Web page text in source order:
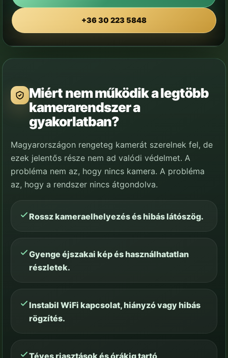
+36 30 223 5848
Nem a kamera számít. Az számít, mit látsz,
amikor tényleg kell.
Országos szemléletű, szakmailag kontrollált kamerarendszer-
Miért nem működik a legtöbb
kamerarendszer a
gyakorlatban?
Magyarországon rengeteg kamerát szerelnek fel, de
ezek jelentős része nem ad valódi védelmet. A
probléma nem az, hogy nincs kamera. A probléma
az, hogy a rendszer nincs átgondolva.
Rossz kameraelhelyezés és hibás látószög.
Gyenge éjszakai kép és használhatatlan
részletek.
Instabil WiFi kapcsolat, hiányzó vagy hibás
rögzítés.
Téves riasztások és órákig tartó